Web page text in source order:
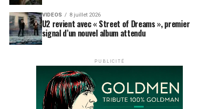
VIDEOS 8 juillet 2026
U2 revient avec « Street of Dreams », premier
signal d’un nouvel album attendu
PUBLICITÉ